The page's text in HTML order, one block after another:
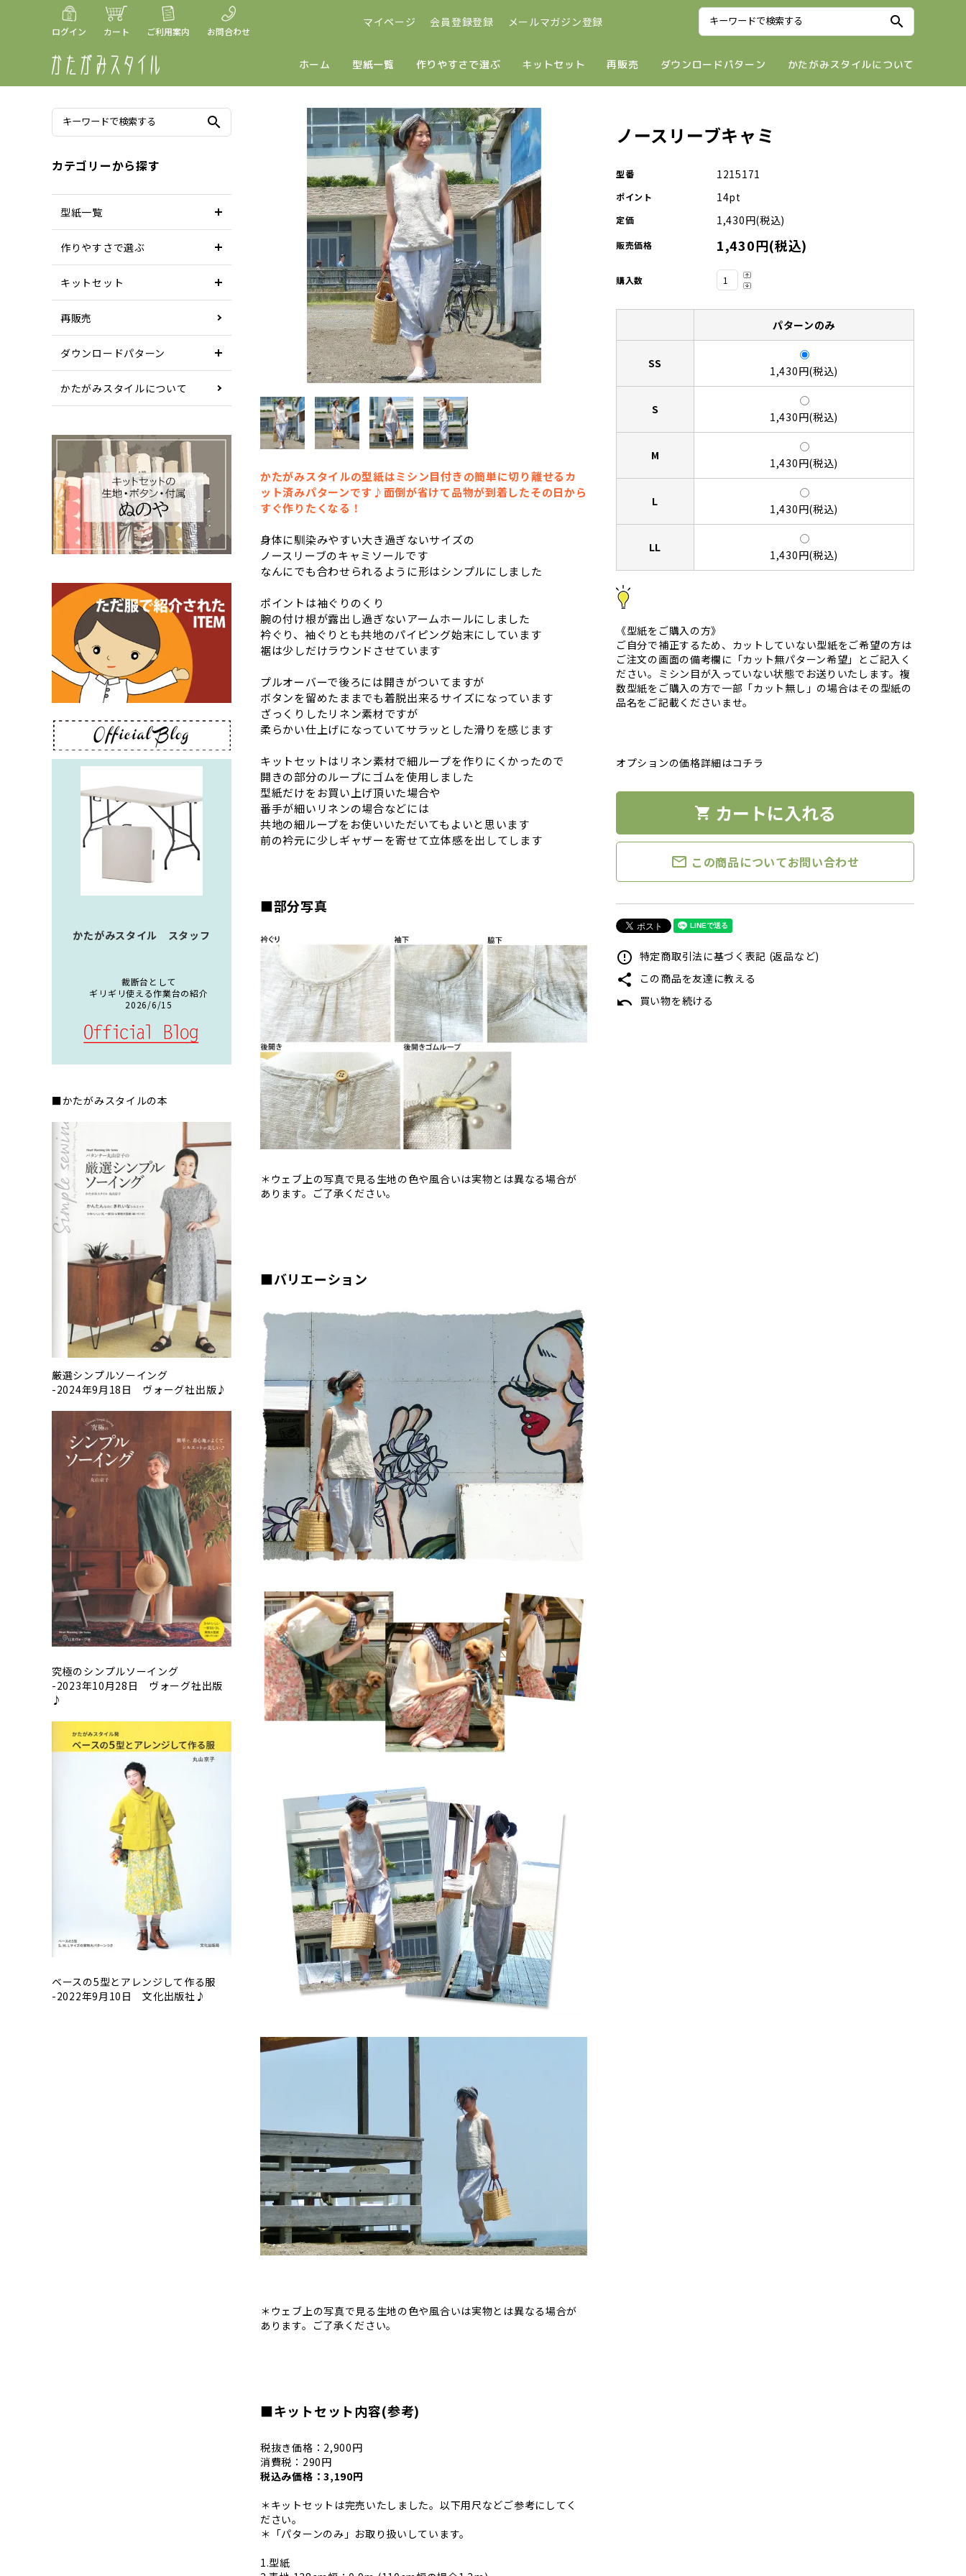
ログイン カート ご利用案内 お問合わせ
マイページ 会員登録登録 メールマガジン登録 search
ホーム 型紙一覧 作りやすさで選ぶ キットセット 再販売 ダウンロードパターン かたがみスタイルについて
かたがみスタイルの型紙はミシン目付きの簡単に切り離せるカ
ット済みパターンです♪面倒が省けて品物が到着したその日から
すぐ作りたくなる！
身体に馴染みやすい大き過ぎないサイズの
ノースリーブのキャミソールです
なんにでも合わせられるように形はシンプルにしました
ポイントは袖ぐりのくり
腕の付け根が露出し過ぎないアームホールにしました
衿ぐり、袖ぐりとも共地のパイピング始末にしています
裾は少しだけラウンドさせています
プルオーバーで後ろには開きがついてますが
ボタンを留めたままでも着脱出来るサイズになっています
ざっくりしたリネン素材ですが
柔らかい仕上げになっていてサラッとした滑りを感じます
キットセットはリネン素材で細ループを作りにくかったので
開きの部分のループにゴムを使用しました
型紙だけをお買い上げ頂いた場合や
番手が細いリネンの場合などには
共地の細ループをお使いいただいてもよいと思います
前の衿元に少しギャザーを寄せて立体感を出してします
■部分写真
＊ウェブ上の写真で見る生地の色や風合いは実物とは異なる場合が
あります。ご了承ください。
■バリエーション
＊ウェブ上の写真で見る生地の色や風合いは実物とは異なる場合が
あります。ご了承ください。
■キットセット内容(参考)
税抜き価格：2,900円
消費税：290円
税込み価格：3,190円
＊キットセットは完売いたしました。以下用尺などご参考にしてく
ださい。
＊「パターンのみ」お取り扱いしています。
1.型紙
ノースリーブキャミ
型番 1215171
ポイント 14pt
定価 1,430円(税込)
販売価格 1,430円(税込)
購入数
パターンのみ
SS
1,430円(税込)
S
1,430円(税込)
M
1,430円(税込)
L
1,430円(税込)
LL
1,430円(税込)
《型紙をご購入の方》
ご自分で補正するため、カットしていない型紙をご希望の方は
ご注文の画面の備考欄に「カット無パターン希望」とご記入く
ださい。ミシン目が入っていない状態でお送りいたします。複
数型紙をご購入の方で一部「カット無し」の場合はその型紙の
品名をご記載くださいませ。
オプションの価格詳細はコチラ
shopping_cart カートに入れる
mail_outline この商品についてお問い合わせ
error_outline 特定商取引法に基づく表記 (返品など)
share この商品を友達に教える
undo 買い物を続ける
search
カテゴリーから探す
型紙一覧
作りやすさで選ぶ
キットセット
再販売
ダウンロードパターン
かたがみスタイルについて
かたがみスタイル スタッフ
裁断台として
ギリギリ使える作業台の紹介
2026/6/15
■かたがみスタイルの本
厳選シンプルソーイング
-2024年9月18日 ヴォーグ社出版♪
究極のシンプルソーイング
-2023年10月28日 ヴォーグ社出版
♪
ベースの5型とアレンジして作る服
-2022年9月10日 文化出版社♪